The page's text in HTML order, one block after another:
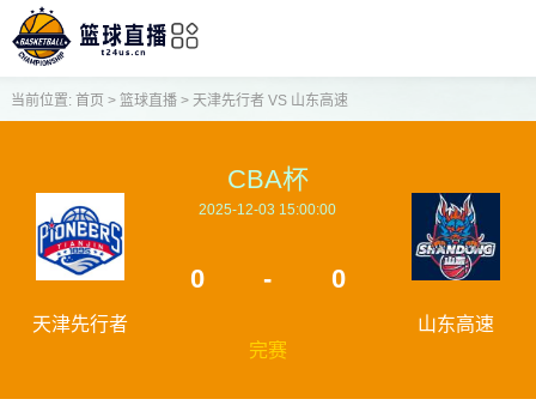
当前位置: 首页 > 篮球直播> 天津先行者 VS 山东高速
天津先行者
CBA杯
2025-12-03 15:00:00
0 - 0
完赛
山东高速